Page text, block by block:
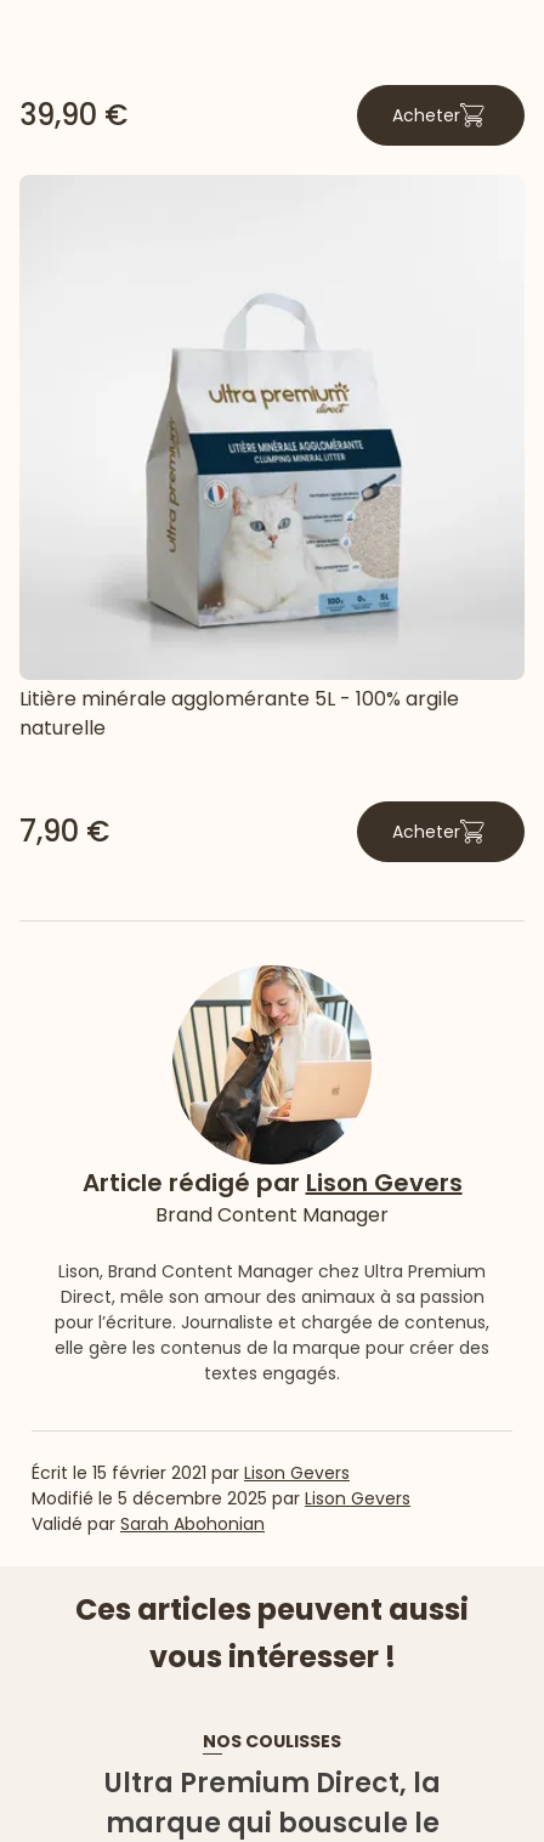
39,90 € Acheter
Litière minérale agglomérante 5L - 100% argile
naturelle
7,90 € Acheter
Article rédigé par Lison Gevers
Brand Content Manager
Lison, Brand Content Manager chez Ultra Premium
Direct, mêle son amour des animaux à sa passion
pour l’écriture. Journaliste et chargée de contenus,
elle gère les contenus de la marque pour créer des
textes engagés.
Écrit le 15 février 2021 par Lison Gevers
Modifié le 5 décembre 2025 par Lison Gevers
Validé par Sarah Abohonian
Ces articles peuvent aussi
vous intéresser !
NOS COULISSES
Ultra Premium Direct, la
marque qui bouscule le